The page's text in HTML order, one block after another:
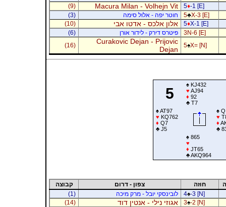
5♦-1 [E]
Macura Milan - Volhejn Vit
(9)
5♣X-3 [E] חוטר יפה - אלול סימה
(3)
5♦X-1 [E] אלון אלכס - אדטו אבי
(10)
3N-6 [E]
פיטרס דירק - לידור אורן
(6)
5♠X= [N]
Curakovic Dejan - Prijovic
Dejan
(16)
5
♠KJ432
♥ AJ94
♦ 92
♣T7
♠AT97
♥ KQ762
♦ Q7
♣J5
♠Q
♥
♦
♣
♠865
♥
♦ JT65
♣AKQ964
חוזה צפון - דרום
קבוצה
4♠-3 [N] לובינסקי יובל - מרק מיכה
(1)
3♠-2 [N] אגוזי נילי - אנטין דוד
(14)